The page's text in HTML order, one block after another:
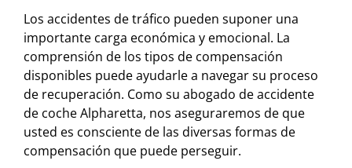
Los accidentes de tráfico pueden suponer una
importante carga económica y emocional. La
comprensión de los tipos de compensación
disponibles puede ayudarle a navegar su proceso
de recuperación. Como su abogado de accidente
de coche Alpharetta, nos aseguraremos de que
usted es consciente de las diversas formas de
compensación que puede perseguir.